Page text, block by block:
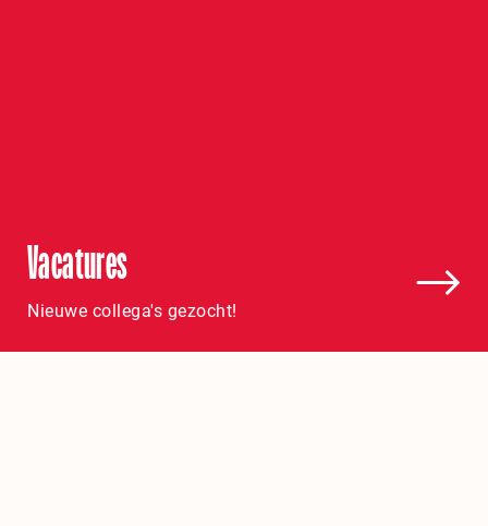
Vacatures
Nieuwe collega's gezocht!